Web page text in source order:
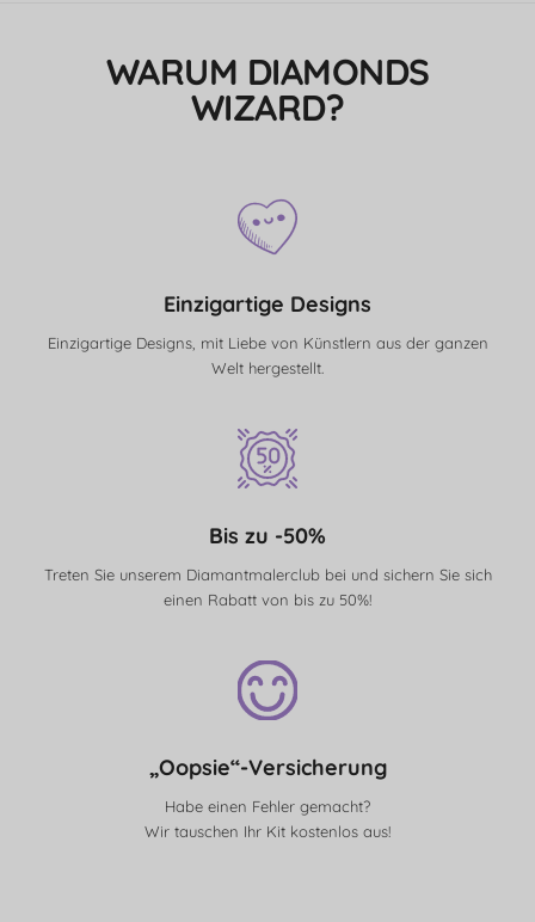
WARUM DIAMONDS
WIZARD?
Einzigartige Designs
Einzigartige Designs, mit Liebe von Künstlern aus der ganzen
Welt hergestellt.
Bis zu -50%
Treten Sie unserem Diamantmalerclub bei und sichern Sie sich
einen Rabatt von bis zu 50%!
„Oopsie“-Versicherung
Habe einen Fehler gemacht?
Wir tauschen Ihr Kit kostenlos aus!